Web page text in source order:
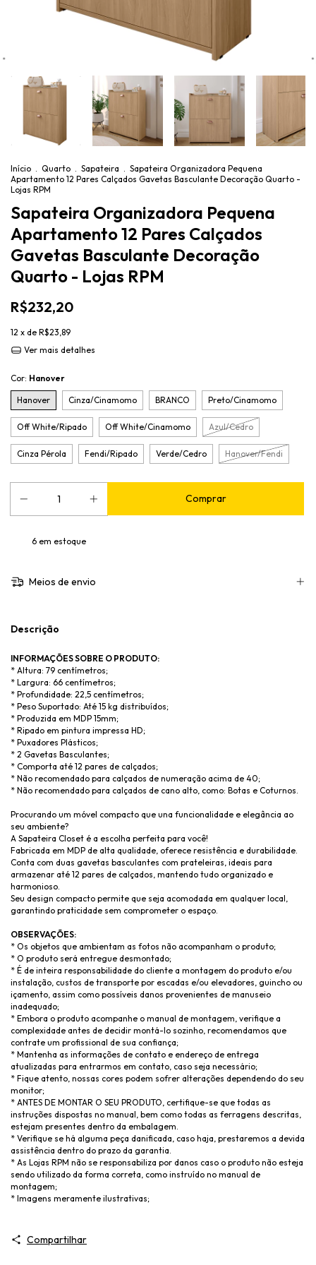
Início . Quarto . Sapateira . Sapateira Organizadora Pequena
Apartamento 12 Pares Calçados Gavetas Basculante Decoração Quarto -
Lojas RPM
Sapateira Organizadora Pequena
Apartamento 12 Pares Calçados
Gavetas Basculante Decoração
Quarto - Lojas RPM
R$232,20
12 x de R$23,89
Ver mais detalhes
Cor: Hanover
Hanover Cinza/Cinamomo BRANCO Preto/Cinamomo
Off White/Ripado Off White/Cinamomo Azul/Cedro
Cinza Pérola Fendi/Ripado Verde/Cedro Hanover/Fendi
6 em estoque
Meios de envio
Descrição
INFORMAÇÕES SOBRE O PRODUTO:
* Altura: 79 centímetros;
* Largura: 66 centímetros;
* Profundidade: 22,5 centímetros;
* Peso Suportado: Até 15 kg distribuídos;
* Produzida em MDP 15mm;
* Ripado em pintura impressa HD;
* Puxadores Plásticos;
* 2 Gavetas Basculantes;
* Comporta até 12 pares de calçados;
* Não recomendado para calçados de numeração acima de 40;
* Não recomendado para calçados de cano alto, como: Botas e Coturnos.
Procurando um móvel compacto que una funcionalidade e elegância ao
seu ambiente?
A Sapateira Closet é a escolha perfeita para você!
Fabricada em MDP de alta qualidade, oferece resistência e durabilidade.
Conta com duas gavetas basculantes com prateleiras, ideais para
armazenar até 12 pares de calçados, mantendo tudo organizado e
harmonioso.
Seu design compacto permite que seja acomodada em qualquer local,
garantindo praticidade sem comprometer o espaço.
OBSERVAÇÕES:
* Os objetos que ambientam as fotos não acompanham o produto;
* O produto será entregue desmontado;
* É de inteira responsabilidade do cliente a montagem do produto e/ou
instalação, custos de transporte por escadas e/ou elevadores, guincho ou
içamento, assim como possíveis danos provenientes de manuseio
inadequado;
* Embora o produto acompanhe o manual de montagem, verifique a
complexidade antes de decidir montá-lo sozinho, recomendamos que
contrate um profissional de sua confiança;
* Mantenha as informações de contato e endereço de entrega
atualizadas para entrarmos em contato, caso seja necessário;
* Fique atento, nossas cores podem sofrer alterações dependendo do seu
monitor;
* ANTES DE MONTAR O SEU PRODUTO, certifique-se que todas as
instruções dispostas no manual, bem como todas as ferragens descritas,
estejam presentes dentro da embalagem.
* Verifique se há alguma peça danificada, caso haja, prestaremos a devida
assistência dentro do prazo da garantia.
* As Lojas RPM não se responsabiliza por danos caso o produto não esteja
sendo utilizado da forma correta, como instruído no manual de
montagem;
* Imagens meramente ilustrativas;
Compartilhar